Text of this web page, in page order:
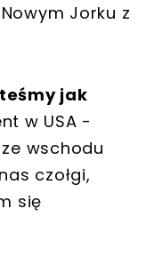
Jorku z
jak
w USA -
wschodu
czołgi,
się